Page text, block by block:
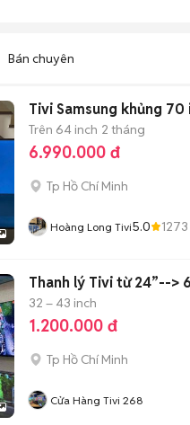
Bán chuyên
Tivi Samsung khủng
Trên 64 inch 2 tháng
6.990.000 đ
Tp Hồ Chí Minh
Hoàng Long Tivi5.0 1273
Thanh lý Tivi từ 24”-->
32 – 43 inch
1.200.000 đ
Tp Hồ Chí Minh
Cửa Hàng Tivi 268